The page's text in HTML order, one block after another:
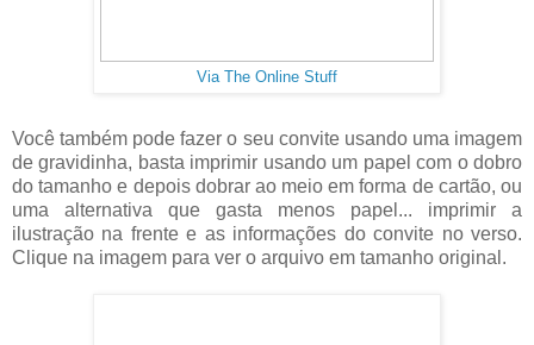
Via The Online Stuff
Você também pode fazer o seu convite usando uma imagem
de gravidinha, basta imprimir usando um papel com o dobro
do tamanho e depois dobrar ao meio em forma de cartão, ou
uma alternativa que gasta menos papel... imprimir a
ilustração na frente e as informações do convite no verso.
Clique na imagem para ver o arquivo em tamanho original.